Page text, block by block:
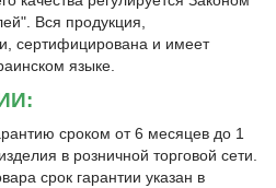
Вся продукция,
сертифицирована и имеет
языке.
сроком от 6 месяцев до 1
в розничной торговой сети.
срок гарантии указан в